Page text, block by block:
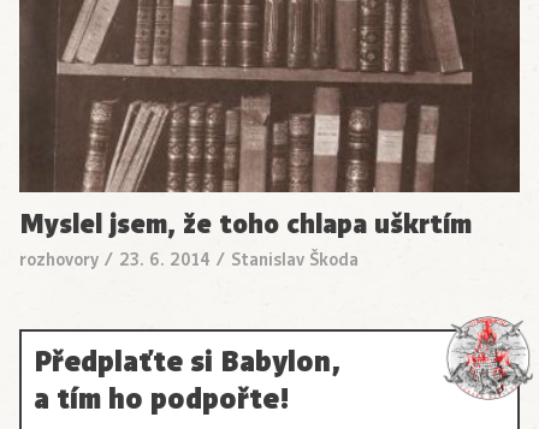
Myslel jsem, že toho chlapa uškrtím
rozhovory / 23. 6. 2014 / Stanislav Škoda
Předplaťte si Babylon,
a tím ho podpořte!